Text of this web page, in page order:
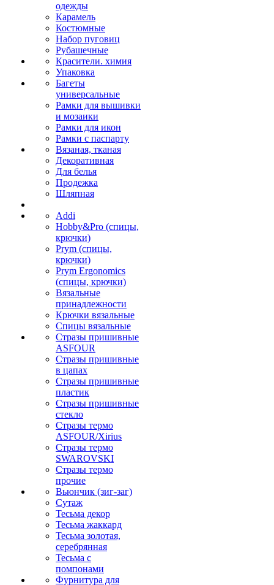
одежды
Карамель
Костюмные
Набор пуговиц
Рубашечные
Красители. химия
Упаковка
Багеты
универсальные
Рамки для вышивки
и мозаики
Рамки для икон
Рамки с паспарту
Вязаная, тканая
Декоративная
Для белья
Продежка
Шляпная
Addi
Hobby&Pro (спицы,
крючки)
Prym (спицы,
крючки)
Prym Ergonomics
(спицы, крючки)
Вязальные
принадлежности
Крючки вязальные
Спицы вязальные
Стразы пришивные
ASFOUR
Стразы пришивные
в цапах
Стразы пришивные
пластик
Стразы пришивные
стекло
Стразы термо
ASFOUR/Xirius
Стразы термо
SWAROVSKI
Стразы термо
прочие
Вьюнчик (зиг-заг)
Сутаж
Тесьма декор
Тесьма жаккард
Тесьма золотая,
серебрянная
Тесьма с
помпонами
Фурнитура для